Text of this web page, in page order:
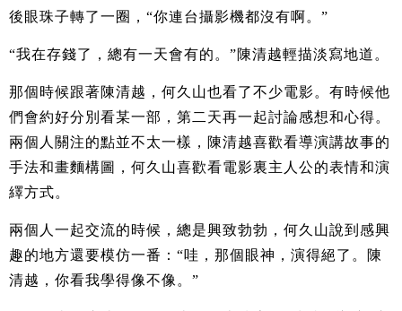
後眼珠子轉了一圈，“你連台攝影機都沒有啊。”
“我在存錢了，總有一天會有的。”陳清越輕描淡寫地道。
那個時候跟著陳清越，何久山也看了不少電影。有時候他
們會約好分別看某一部，第二天再一起討論感想和心得。
兩個人關注的點並不太一樣，陳清越喜歡看導演講故事的
手法和畫麵構圖，何久山喜歡看電影裏主人公的表情和演
繹方式。
兩個人一起交流的時候，總是興致勃勃，何久山說到感興
趣的地方還要模仿一番：“哇，那個眼神，演得絕了。陳
清越，你看我學得像不像。”